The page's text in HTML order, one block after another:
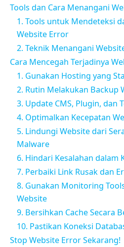
Tools dan Cara Menangani
1. Tools untuk Mendeteksi
Website Error
2. Teknik Menangani
Cara Mencegah Terjadinya
1. Gunakan Hosting yang
2. Rutin Melakukan Backup
3. Update CMS, Plugin, dan
4. Optimalkan Kecepatan
5. Lindungi Website dari
Malware
6. Hindari Kesalahan dalam
7. Perbaiki Link Rusak dan
8. Gunakan Monitoring
Website
9. Bersihkan Cache Secara
10. Pastikan Koneksi
Stop Website Error Sekarang!